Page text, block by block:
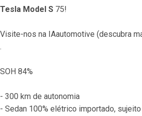
Tesla Model S 75!
Visite-nos na IAautomotive (descubra
.
SOH 84%
- 300 km de autonomia
- Sedan 100% elétrico importado,